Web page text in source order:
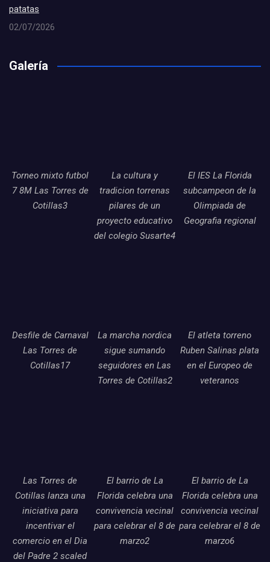
patatas
02/07/2026
Galería
Torneo mixto futbol
7 8M Las Torres de
Cotillas3
La cultura y
tradicion torrenas
pilares de un
proyecto educativo
del colegio Susarte4
El IES La Florida
subcampeon de la
Olimpiada de
Geografia regional
Desfile de Carnaval
Las Torres de
Cotillas17
La marcha nordica
sigue sumando
seguidores en Las
Torres de Cotillas2
El atleta torreno
Ruben Salinas plata
en el Europeo de
veteranos
Las Torres de
Cotillas lanza una
iniciativa para
incentivar el
comercio en el Dia
del Padre 2 scaled
El barrio de La
Florida celebra una
convivencia vecinal
para celebrar el 8 de
marzo2
El barrio de La
Florida celebra una
convivencia vecinal
para celebrar el 8 de
marzo6